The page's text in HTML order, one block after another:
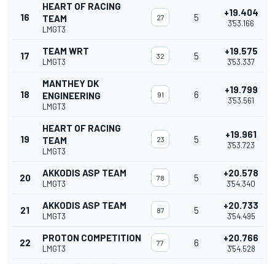
16
HEART OF RACING
TEAM
LMGT3
27 5 +19.404
3'53.166
17 TEAM WRT
LMGT3
32 5 +19.575
3'53.337
18
MANTHEY DK
ENGINEERING
LMGT3
91 6 +19.799
3'53.561
19
HEART OF RACING
TEAM
LMGT3
23 5 +19.961
3'53.723
20 AKKODIS ASP TEAM
LMGT3
78 5 +20.578
3'54.340
21 AKKODIS ASP TEAM
LMGT3
87 5 +20.733
3'54.495
22 PROTON COMPETITION
LMGT3
77 6 +20.766
3'54.528